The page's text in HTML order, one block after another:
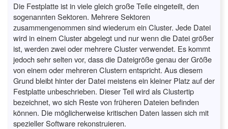
Die Festplatte ist in viele gleich große Teile eingeteilt, den
sogenannten Sektoren. Mehrere Sektoren
zusammengenommen sind wiederum ein Cluster. Jede Datei
wird in einem Cluster abgelegt und nur wenn die Datei größer
ist, werden zwei oder mehrere Cluster verwendet. Es kommt
jedoch sehr selten vor, dass die Dateigröße genau der Größe
von einem oder mehreren Clustern entspricht. Aus diesem
Grund bleibt hinter der Datei meistens ein kleiner Platz auf der
Festplatte unbeschrieben. Dieser Teil wird als Clustertip
bezeichnet, wo sich Reste von früheren Dateien befinden
können. Die möglicherweise kritischen Daten lassen sich mit
spezieller Software rekonstruieren.